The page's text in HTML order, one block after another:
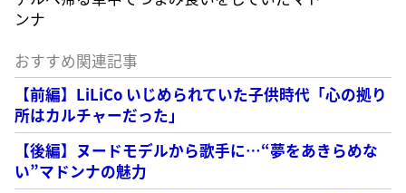
ンナ
おすすめ関連記事
【前編】LiLiCo いじめられていた子供時代「心の拠り
所はカルチャーだった」
【後編】ヌードモデルから歌手に…“夢をあきらめな
い”マドンナの魅力